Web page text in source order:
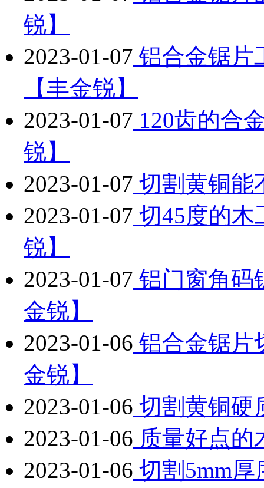
锐】
2023-01-07 铝合金锯片
【丰金锐】
2023-01-07 120齿的合
锐】
2023-01-07 切割黄铜能
2023-01-07 切45度的木
锐】
2023-01-07 铝门窗角码
金锐】
2023-01-06 铝合金锯片
金锐】
2023-01-06 切割黄铜硬
2023-01-06 质量好点的
2023-01-06 切割5mm